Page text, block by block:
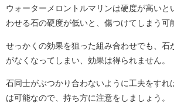
ウォーターメロントルマリンは硬度が高いと
わせる石の硬度が低いと、傷つけてしまう可
せっかくの効果を狙った組み合わせでも、石
がなくなってしまい、効果は得られません。
石同士がぶつかり合わないように工夫をすれ
は可能なので、持ち方に注意をしましょう。